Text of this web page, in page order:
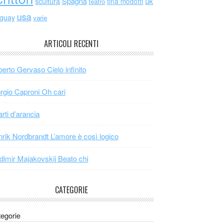
usa varie
ARTICOLI RECENTI
Gervaso Cielo infinito
Caproni Oh cari
d’arancia
Nordbrandt L’amore è così logico
Majakovskij Beato chi
CATEGORIE